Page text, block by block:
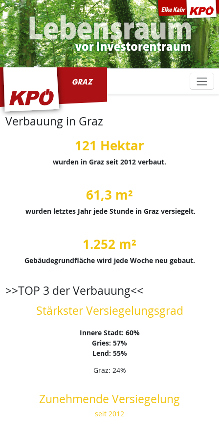
Verbauung in Graz
121 Hektar
wurden in Graz seit 2012 verbaut.
61,3 m²
wurden letztes Jahr jede Stunde in Graz versiegelt.
1.252 m²
Gebäudegrundfläche wird jede Woche neu gebaut.
>>TOP 3 der Verbauung<<
Stärkster Versiegelungsgrad
Innere Stadt: 60%
Gries: 57%
Lend: 55%
Graz: 24%
Zunehmende Versiegelung
seit 2012